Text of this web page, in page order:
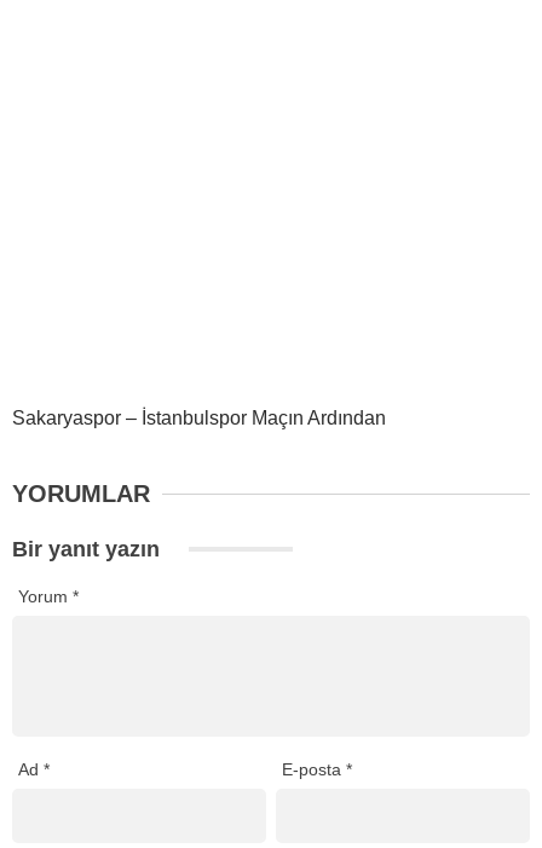
Sakaryaspor – İstanbulspor Maçın Ardından
YORUMLAR
Bir yanıt yazın
Yorum *
Ad * E-posta*